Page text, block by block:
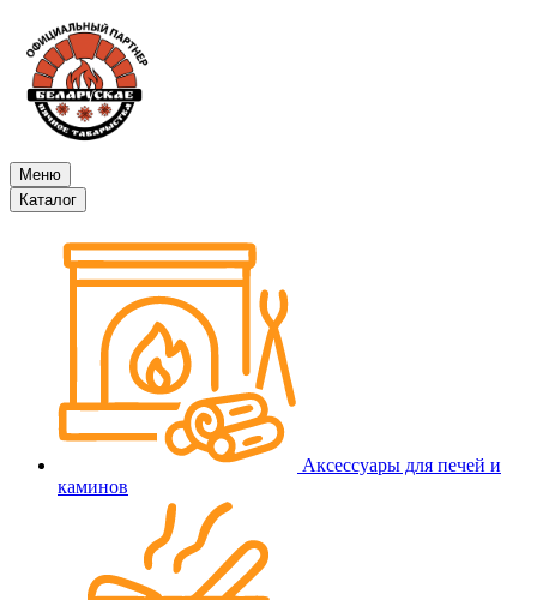
Меню
Каталог
Аксессуары для печей и
каминов